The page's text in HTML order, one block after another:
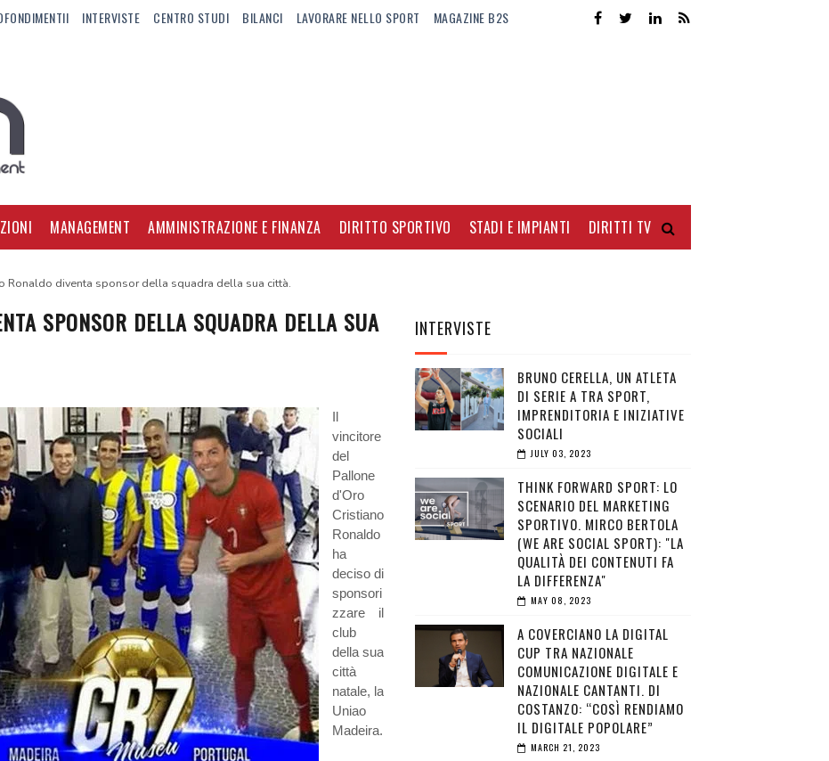
INTERVISTE CENTRO STUDI BILANCI LAVORARE NELLO SPORT MAGAZINE B2S
MANAGEMENT AMMINISTRAZIONE E FINANZA DIRITTO SPORTIVO STADI E IMPIANTI DIRITTI TV
Ronaldo diventa sponsor della squadra della sua città.
SPONSOR DELLA SQUADRA DELLA SUA
Il
vincitore
del
Pallone
d'Oro
Cristiano
Ronaldo
ha
deciso di
sponsori
zzare il
club
della sua
città
natale, la
Uniao
Madeira.
INTERVISTE
BRUNO CERELLA, UN ATLETA
DI SERIE A TRA SPORT,
IMPRENDITORIA E INIZIATIVE
SOCIALI
JULY 03, 2023
THINK FORWARD SPORT: LO
SCENARIO DEL MARKETING
SPORTIVO. MIRCO BERTOLA
(WE ARE SOCIAL SPORT): "LA
QUALITÀ DEI CONTENUTI FA
LA DIFFERENZA"
MAY 08, 2023
A COVERCIANO LA DIGITAL
CUP TRA NAZIONALE
COMUNICAZIONE DIGITALE E
NAZIONALE CANTANTI. DI
COSTANZO: “COSÌ RENDIAMO
IL DIGITALE POPOLARE”
MARCH 21, 2023